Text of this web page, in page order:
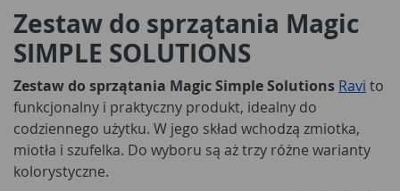
Zestaw do sprzątania Magic
SIMPLE SOLUTIONS
Zestaw do sprzątania Magic Simple Solutions Ravi to
funkcjonalny i praktyczny produkt, idealny do
codziennego użytku. W jego skład wchodzą zmiotka,
miotła i szufelka. Do wyboru są aż trzy różne warianty
kolorystyczne.